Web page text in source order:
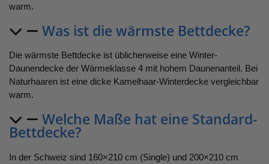
warm.
Was ist die wärmste Bettdecke?
Die wärmste Bettdecke ist üblicherweise eine Winter-
Daunendecke der Wärmeklasse 4 mit hohem Daunenanteil. Bei
Naturhaaren ist eine dicke Kamelhaar-Winterdecke vergleichbar
warm.
Welche Maße hat eine Standard-
Bettdecke?
In der Schweiz sind 160×210 cm (Single) und 200×210 cm